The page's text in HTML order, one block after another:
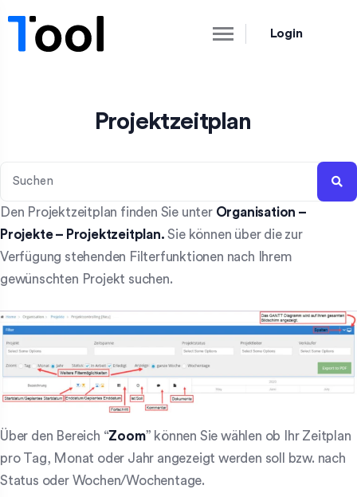
Login
Projektzeitplan
Den Projektzeitplan finden Sie unter Organisation –
Projekte – Projektzeitplan. Sie können über die zur
Verfügung stehenden Filterfunktionen nach Ihrem
gewünschten Projekt suchen.
Über den Bereich “Zoom” können Sie wählen ob Ihr Zeitplan
pro Tag, Monat oder Jahr angezeigt werden soll bzw. nach
Status oder Wochen/Wochentage.